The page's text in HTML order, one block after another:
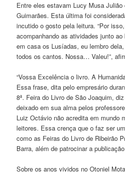
Entre eles estavam Lucy Musa
Guimarães. Esta última foi
incutido o gosto pela leitura. “Por
acompanhando as atividades junto
em casa os Lusíadas, eu lembro
todos os cantos. Nossa… Valeu!”,
“Vossa Excelência o livro. A
Essa frase, dita pelo empresário
8ª. Feira do Livro de São Joaquim,
deixado em sua alma pelos
Luiz Octávio não acredita em mundo
leitores. Essa crença que o faz ser
como as Feiras do Livro de Ribeirão
Barra, além de patrocinar a
Sobre os anos vividos no Otoniel